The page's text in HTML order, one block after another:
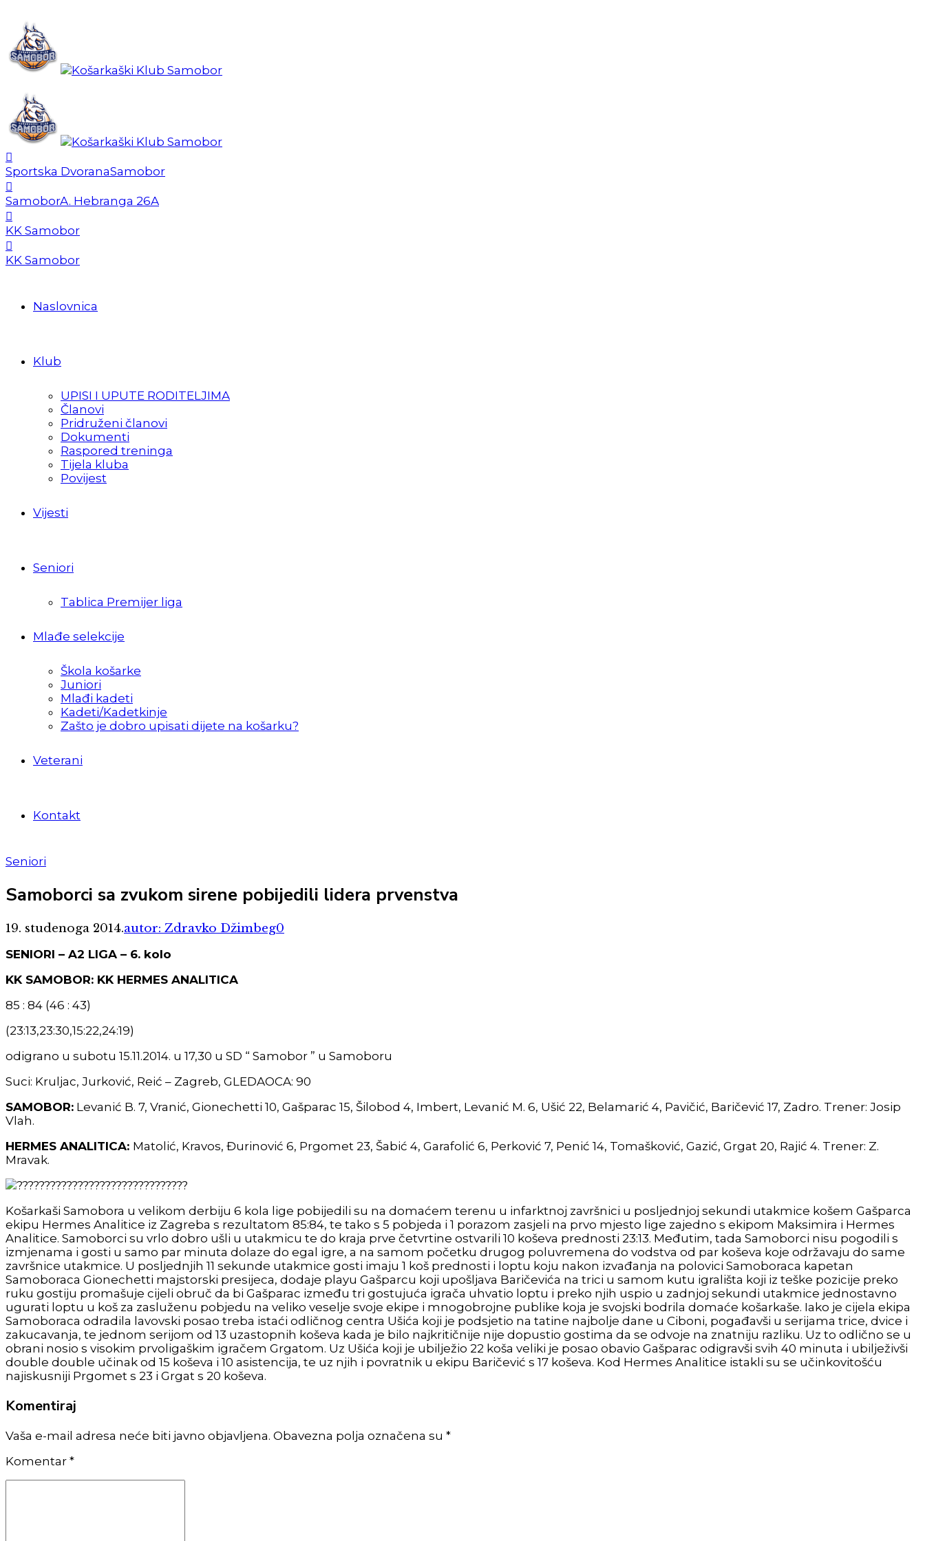
Sportska DvoranaSamobor
SamoborA. Hebranga 26A
KK Samobor
KK Samobor
Naslovnica
Klub
UPISI I UPUTE RODITELJIMA
Članovi
Pridruženi članovi
Dokumenti
Raspored treninga
Tijela kluba
Povijest
Vijesti
Seniori
Tablica Premijer liga
Mlađe selekcije
Škola košarke
Juniori
Mlađi kadeti
Kadeti/Kadetkinje
Zašto je dobro upisati dijete na košarku?
Veterani
Kontakt
Seniori
Samoborci sa zvukom sirene pobijedili lidera prvenstva
19. studenoga 2014.autor: Zdravko Džimbeg0
SENIORI – A2 LIGA – 6. kolo
KK SAMOBOR: KK HERMES ANALITICA
85 : 84 (46 : 43)
(23:13,23:30,15:22,24:19)
odigrano u subotu 15.11.2014. u 17,30 u SD “ Samobor ” u Samoboru
Suci: Kruljac, Jurković, Reić – Zagreb, GLEDAOCA: 90
SAMOBOR: Levanić B. 7, Vranić, Gionechetti 10, Gašparac 15, Šilobod 4, Imbert, Levanić M. 6, Ušić 22, Belamarić 4, Pavičić, Baričević 17, Zadro. Trener: Josip
Vlah.
HERMES ANALITICA: Matolić, Kravos, Đurinović 6, Prgomet 23, Šabić 4, Garafolić 6, Perković 7, Penić 14, Tomašković, Gazić, Grgat 20, Rajić 4. Trener: Z.
Mravak.
Košarkaši Samobora u velikom derbiju 6 kola lige pobijedili su na domaćem terenu u infarktnoj završnici u posljednjoj sekundi utakmice košem Gašparca
ekipu Hermes Analitice iz Zagreba s rezultatom 85:84, te tako s 5 pobjeda i 1 porazom zasjeli na prvo mjesto lige zajedno s ekipom Maksimira i Hermes
Analitice. Samoborci su vrlo dobro ušli u utakmicu te do kraja prve četvrtine ostvarili 10 koševa prednosti 23:13. Međutim, tada Samoborci nisu pogodili s
izmjenama i gosti u samo par minuta dolaze do egal igre, a na samom početku drugog poluvremena do vodstva od par koševa koje održavaju do same
završnice utakmice. U posljednjih 11 sekunde utakmice gosti imaju 1 koš prednosti i loptu koju nakon izvađanja na polovici Samoboraca kapetan
Samoboraca Gionechetti majstorski presijeca, dodaje playu Gašparcu koji upošljava Baričevića na trici u samom kutu igrališta koji iz teške pozicije preko
ruku gostiju promašuje cijeli obruč da bi Gašparac između tri gostujuća igrača uhvatio loptu i preko njih uspio u zadnjoj sekundi utakmice jednostavno
ugurati loptu u koš za zasluženu pobjedu na veliko veselje svoje ekipe i mnogobrojne publike koja je svojski bodrila domaće košarkaše. Iako je cijela ekipa
Samoboraca odradila lavovski posao treba istaći odličnog centra Ušića koji je podsjetio na tatine najbolje dane u Ciboni, pogađavši u serijama trice, dvice i
zakucavanja, te jednom serijom od 13 uzastopnih koševa kada je bilo najkritičnije nije dopustio gostima da se odvoje na znatniju razliku. Uz to odlično se u
obrani nosio s visokim prvoligaškim igračem Grgatom. Uz Ušića koji je ubilježio 22 koša veliki je posao obavio Gašparac odigravši svih 40 minuta i ubilježivši
double double učinak od 15 koševa i 10 asistencija, te uz njih i povratnik u ekipu Baričević s 17 koševa. Kod Hermes Analitice istakli su se učinkovitošću
najiskusniji Prgomet s 23 i Grgat s 20 koševa.
Komentiraj
Vaša e-mail adresa neće biti javno objavljena. Obavezna polja označena su *
Komentar *